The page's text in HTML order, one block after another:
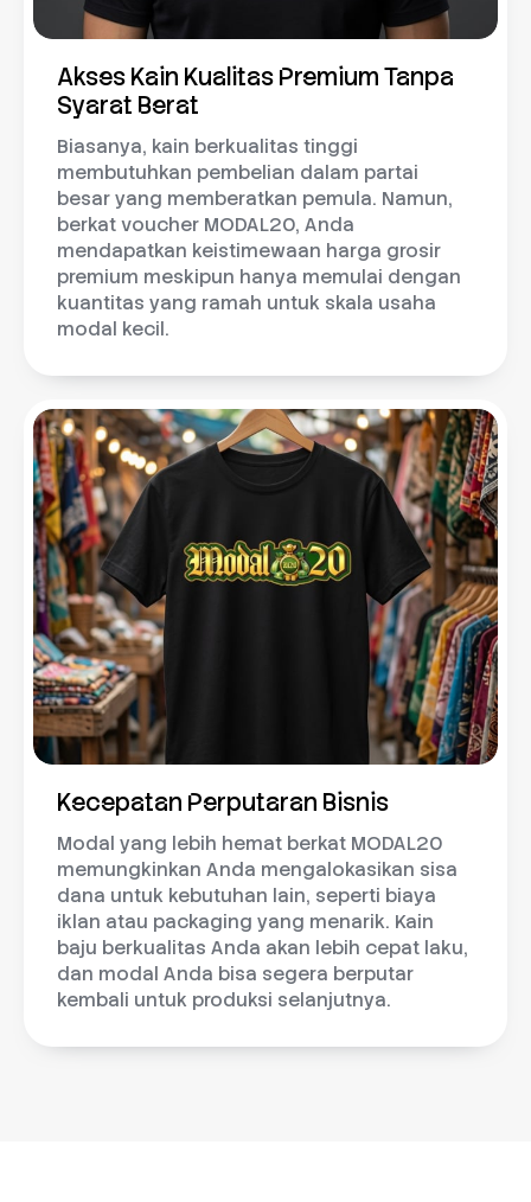
Akses Kain Kualitas Premium Tanpa
Syarat Berat
Biasanya, kain berkualitas tinggi
membutuhkan pembelian dalam partai
besar yang memberatkan pemula. Namun,
berkat voucher MODAL20, Anda
mendapatkan keistimewaan harga grosir
premium meskipun hanya memulai dengan
kuantitas yang ramah untuk skala usaha
modal kecil.
Kecepatan Perputaran Bisnis
Modal yang lebih hemat berkat MODAL20
memungkinkan Anda mengalokasikan sisa
dana untuk kebutuhan lain, seperti biaya
iklan atau packaging yang menarik. Kain
baju berkualitas Anda akan lebih cepat laku,
dan modal Anda bisa segera berputar
kembali untuk produksi selanjutnya.